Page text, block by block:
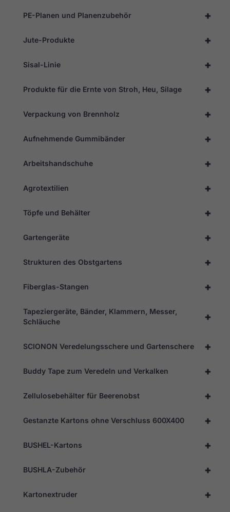
+
PE-Planen und Planenzubehör
+
Jute-Produkte
+
Sisal-Linie
+
Produkte für die Ernte von Stroh, Heu, Silage
+
Verpackung von Brennholz
+
Aufnehmende Gummibänder
+
Arbeitshandschuhe
+
Agrotextilien
+
Töpfe und Behälter
+
Gartengeräte
+
Strukturen des Obstgartens
+
Fiberglas-Stangen
+
Tapeziergeräte, Bänder, Klammern, Messer,
Schläuche
+
SCIONON Veredelungsschere und Gartenschere
+
Buddy Tape zum Veredeln und Verkalken
+
Zellulosebehälter für Beerenobst
+
Gestanzte Kartons ohne Verschluss 600X400
+
BUSHEL-Kartons
+
BUSHLA-Zubehör
+
Kartonextruder